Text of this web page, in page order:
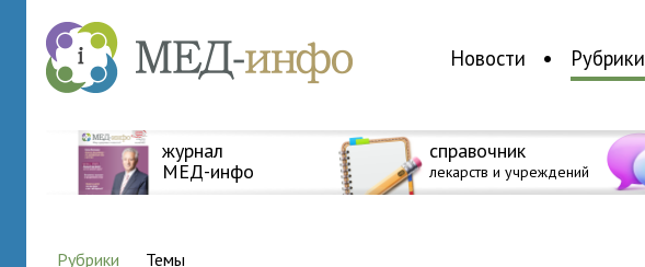
Новости Рубрики
журнал
МЕД-инфо
справочник
лекарств и учреждений
Рубрики Темы